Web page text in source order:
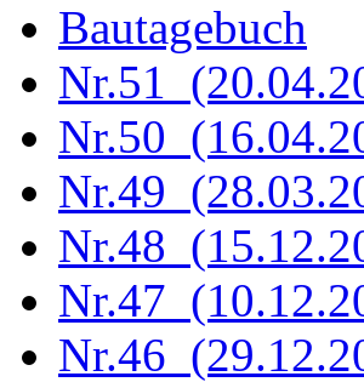
Bautagebuch
Nr.51
Nr.50
Nr.49
Nr.48
Nr.47
Nr.46